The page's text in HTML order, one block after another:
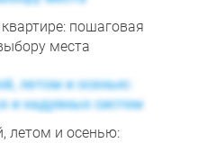
пошаговая
места
летом и осенью: